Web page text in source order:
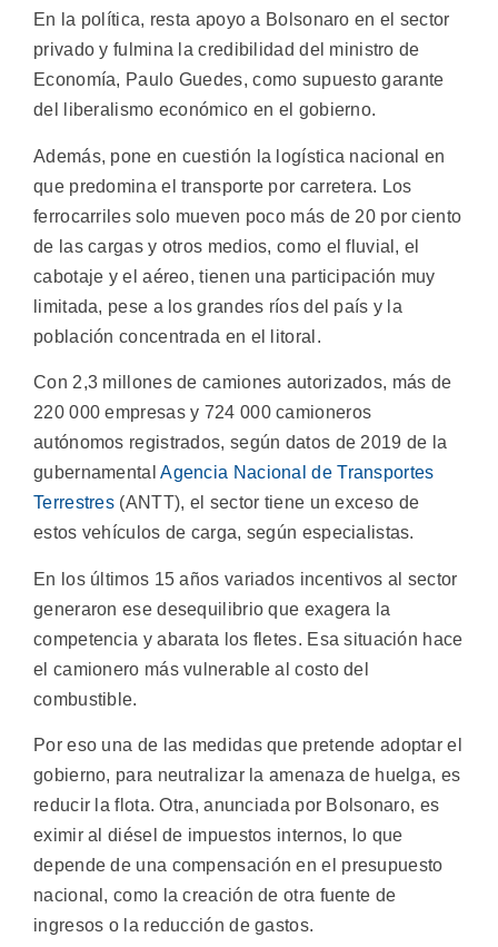
En la política, resta apoyo a Bolsonaro en el sector
privado y fulmina la credibilidad del ministro de
Economía, Paulo Guedes, como supuesto garante
del liberalismo económico en el gobierno.
Además, pone en cuestión la logística nacional en
que predomina el transporte por carretera. Los
ferrocarriles solo mueven poco más de 20 por ciento
de las cargas y otros medios, como el fluvial, el
cabotaje y el aéreo, tienen una participación muy
limitada, pese a los grandes ríos del país y la
población concentrada en el litoral.
Con 2,3 millones de camiones autorizados, más de
220 000 empresas y 724 000 camioneros
autónomos registrados, según datos de 2019 de la
gubernamentalAgencia Nacional de Transportes
Terrestres (ANTT), el sector tiene un exceso de
estos vehículos de carga, según especialistas.
En los últimos 15 años variados incentivos al sector
generaron ese desequilibrio que exagera la
competencia y abarata los fletes. Esa situación hace
el camionero más vulnerable al costo del
combustible.
Por eso una de las medidas que pretende adoptar el
gobierno, para neutralizar la amenaza de huelga, es
reducir la flota. Otra, anunciada por Bolsonaro, es
eximir al diésel de impuestos internos, lo que
depende de una compensación en el presupuesto
nacional, como la creación de otra fuente de
ingresos o la reducción de gastos.